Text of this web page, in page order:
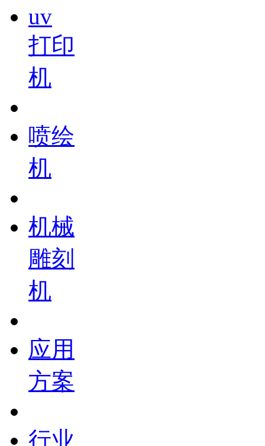
uv
打印
机
喷绘
机
机械
雕刻
机
应用
方案
行业